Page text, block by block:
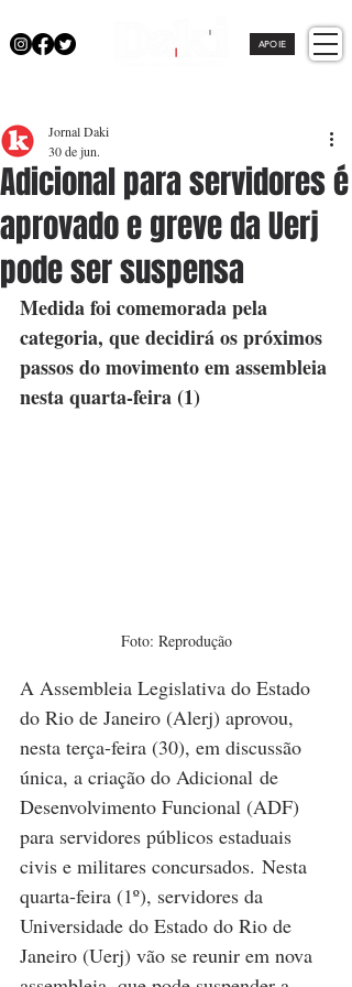
APOIE
Adicional para servidores é
aprovado e greve da Uerj
pode ser suspensa
Jornal Daki
30 de jun.
Medida foi comemorada pela
categoria, que decidirá os próximos
passos do movimento em assembleia
nesta quarta-feira (1)
Foto: Reprodução
A Assembleia Legislativa do Estado
do Rio de Janeiro (Alerj) aprovou,
nesta terça-feira (30), em discussão
única, a criação do Adicional de
Desenvolvimento Funcional (ADF)
para servidores públicos estaduais
civis e militares concursados. Nesta
quarta-feira (1º), servidores da
Universidade do Estado do Rio de
Janeiro (Uerj) vão se reunir em nova